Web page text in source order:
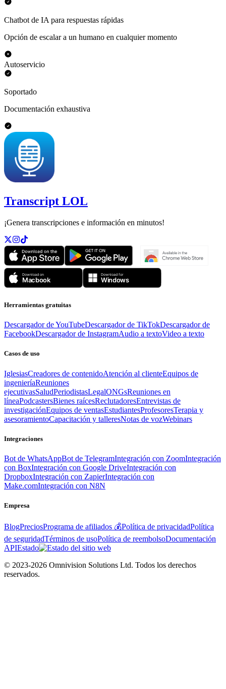
Chatbot de IA para respuestas rápidas
Opción de escalar a un humano en cualquier momento
Autoservicio
Soportado
Documentación exhaustiva
Transcript LOL
¡Genera transcripciones e información en minutos!
Herramientas gratuitas
Descargador de YouTubeDescargador de TikTokDescargador de
FacebookDescargador de InstagramAudio a textoVideo a texto
Casos de uso
IglesiasCreadores de contenidoAtención al clienteEquipos de
ingenieríaReuniones
ejecutivasSaludPeriodistasLegalONGsReuniones en
líneaPodcastersBienes raícesReclutadoresEntrevistas de
investigaciónEquipos de ventasEstudiantesProfesoresTerapia y
asesoramientoCapacitación y talleresNotas de vozWebinars
Integraciones
Bot de WhatsAppBot de TelegramIntegración con ZoomIntegración
con BoxIntegración con Google DriveIntegración con
DropboxIntegración con ZapierIntegración con
Make.comIntegración con N8N
Empresa
BlogPreciosPrograma de afiliados 💰Política de privacidadPolítica
de seguridadTérminos de usoPolítica de reembolsoDocumentación
APIEstado
© 2023-2026 Omnivision Solutions Ltd. Todos los derechos
reservados.